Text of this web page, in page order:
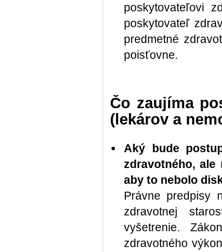
poskytovateľovi
poskytovateľ
predmetné
poisťovne.​
Čo zaujíma
(lekárov a
Aký bude
zdravotného,
aby to nebolo
Právne predpisy
zdravotnej
vyšetrenie.
zdravotného